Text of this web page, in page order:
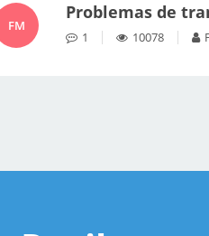
FM
Problemas de
1 10078